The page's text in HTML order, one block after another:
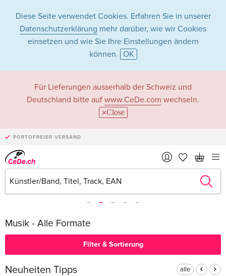
Diese Seite verwendet Cookies. Erfahren Sie in unserer
Datenschutzerklärung mehr darüber, wie wir Cookies
einsetzen und wie Sie Ihre Einstellungen ändern
können. OK
Für Lieferungen ausserhalb der Schweiz und
Deutschland bitte auf www.CeDe.com wechseln.
Close
PORTOFREIER VERSAND
Musik - Alle Formate
Filter & Sortierung
Neuheiten Tipps alle